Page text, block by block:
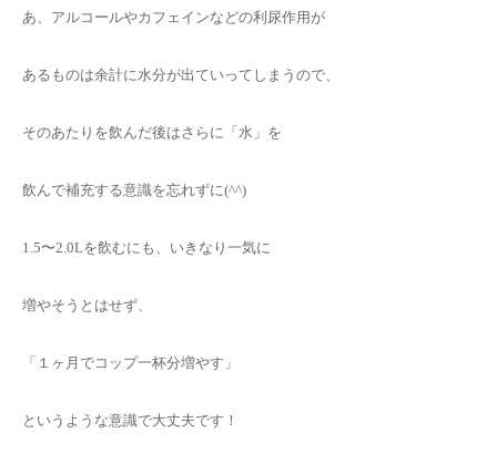
あ、アルコールやカフェインなどの利尿作用が
あるものは余計に水分が出ていってしまうので、
そのあたりを飲んだ後はさらに「水」を
飲んで補充する意識を忘れずに(^^)
1.5〜2.0Lを飲むにも、いきなり一気に
増やそうとはせず、
「１ヶ月でコップ一杯分増やす」
というような意識で大丈夫です！